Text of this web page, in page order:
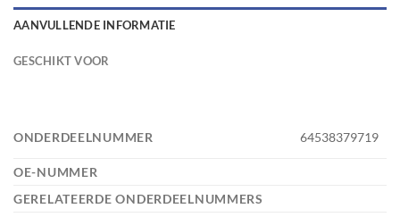
AANVULLENDE INFORMATIE
GESCHIKT VOOR
ONDERDEELNUMMER 64538379719
OE-NUMMER
GERELATEERDE ONDERDEELNUMMERS